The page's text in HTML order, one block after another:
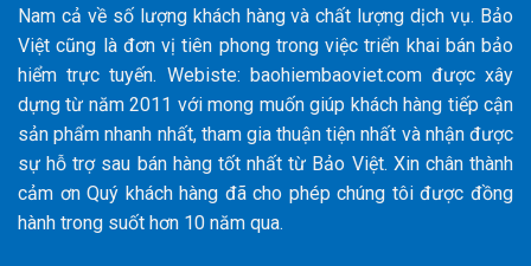
Nam cả về số lượng khách hàng và chất lượng dịch vụ. Bảo
Việt cũng là đơn vị tiên phong trong việc triển khai bán bảo
hiểm trực tuyến. Webiste: baohiembaoviet.com được xây
dựng từ năm 2011 với mong muốn giúp khách hàng tiếp cận
sản phẩm nhanh nhất, tham gia thuận tiện nhất và nhận được
sự hỗ trợ sau bán hàng tốt nhất từ Bảo Việt. Xin chân thành
cảm ơn Quý khách hàng đã cho phép chúng tôi được đồng
hành trong suốt hơn 10 năm qua.